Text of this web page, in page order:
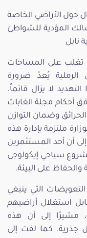
حول الأراضي الخاصة
المؤدية للشواطئ
نابل
تغلب على المساحات
الرملية يُعدّ ضرورة
لا يزال قائماً.
أحكام مجلة الغابات
وضمان التوازن
ملتزمة بإدارة هذه
أن أحد المستثمرين
سياحي إيكولوجي
والحفاظ على البيئة.
التي ينبغي
استغلال أراضيهم
مشيرًا إلى أن هذه
جذرية. كما لفت إلى